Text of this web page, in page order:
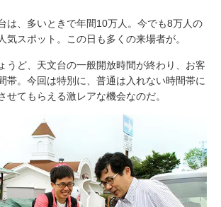
は、多いときで年間10万人。今でも8万人の
気スポット。この日も多くの来場者が。
うど、天文台の一般開放時間が終わり、お客
帯。今回は特別に、普通は入れない時間帯に
せてもらえる激レアな機会なのだ。